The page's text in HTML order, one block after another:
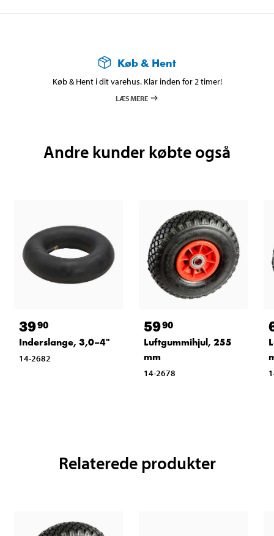
Køb & Hent
Køb & Hent i dit varehus. Klar inden for 2 timer!
LÆS MERE
Andre kunder købte også
3990
Inderslange, 3,0–4"
14-2682
5990
Luftgummihjul, 255
mm
14-2678
Relaterede produkter